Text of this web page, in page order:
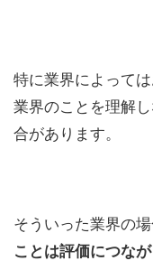
特に業界によって
業界のことを理解
合があります。
そういった業界の場
ことは評価につなが